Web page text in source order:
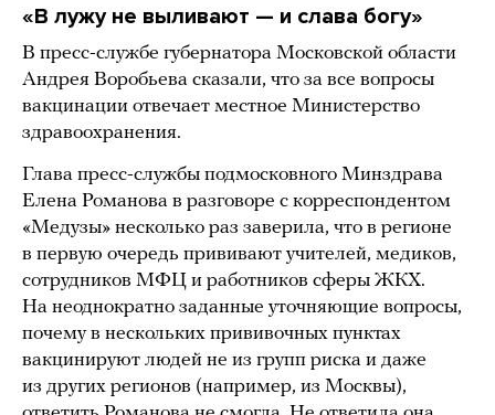
«В лужу не выливают — и слава богу»
В пресс-службе губернатора Московской области
Андрея Воробьева сказали, что за все вопросы
вакцинации отвечает местное Министерство
здравоохранения.
Глава пресс-службы подмосковного Минздрава
Елена Романова в разговоре с корреспондентом
«Медузы» несколько раз заверила, что в регионе
в первую очередь прививают учителей, медиков,
сотрудников МФЦ и работников сферы ЖКХ.
На неоднократно заданные уточняющие вопросы,
почему в нескольких прививочных пунктах
вакцинируют людей не из групп риска и даже
из других регионов (например, из Москвы),